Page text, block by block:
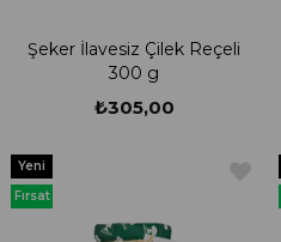
Şeker İlavesiz Çilek Reçeli
300 g
₺305,00
Yeni
Ürün
Fırsat